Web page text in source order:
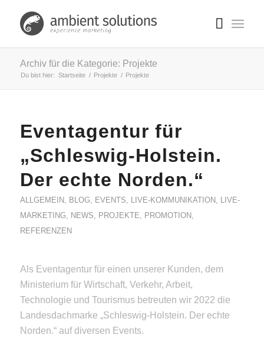
Archiv für die Kategorie: Projekte
Du bist hier: Startseite / Projekte / Projekte
Eventagentur für
„Schleswig-Holstein.
Der echte Norden.“
ALLGEMEIN, BLOG, EVENTS, LIVE-KOMMUNIKATION, LIVE-
MARKETING, NEWS, PROJEKTE, PROMOTION,
REFERENZEN
Als Eventagentur für einen unserer Kunden, dem
Ministerium für Wirtschaft, Verkehr, Arbeit,
Technologie und Tourismus betreuten wir 2022 die
Landesdachmarke „Schleswig-Holstein. Der echte
Norden.“ auf diversen Events.